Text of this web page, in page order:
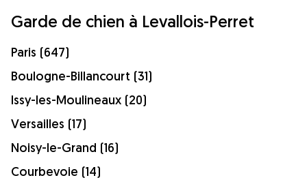
Garde de chien à Levallois-Perret
Paris (647)
Boulogne-Billancourt (31)
Issy-les-Moulineaux (20)
Versailles (17)
Noisy-le-Grand (16)
Courbevoie (14)